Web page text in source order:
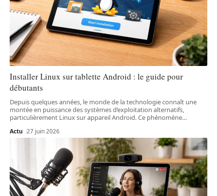
Installer Linux sur tablette Android : le guide pour
débutants
Depuis quelques années, le monde de la technologie connaît une
montée en puissance des systèmes d’exploitation alternatifs,
particulièrement Linux sur appareil Android. Ce phénomène…
Actu 27 juin 2026